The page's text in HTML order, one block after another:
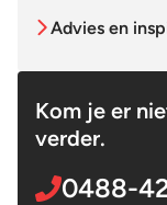
Advies en
Kom je er
verder.
0488-